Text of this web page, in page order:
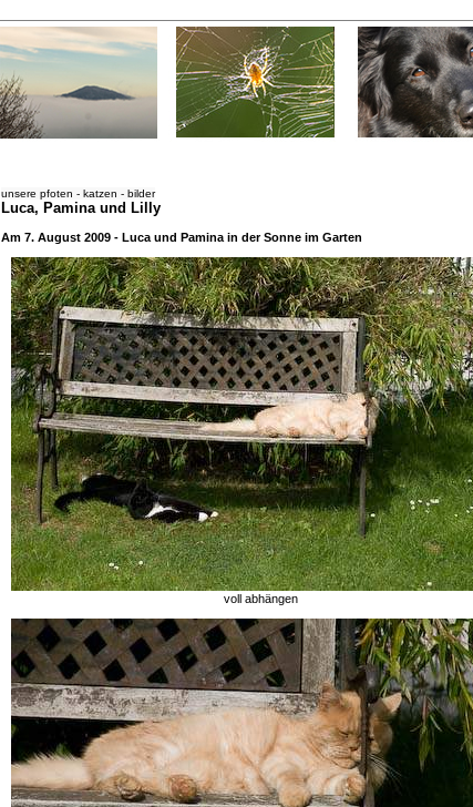
unsere pfoten - katzen - bilder
Luca, Pamina und Lilly
Am 7. August 2009 - Luca und Pamina in der Sonne im Garten
voll abhängen